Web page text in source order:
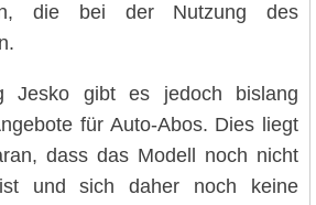
die bei der Nutzung des
Jesko gibt es jedoch bislang
für Auto-Abos. Dies liegt
dass das Modell noch nicht
und sich daher noch keine